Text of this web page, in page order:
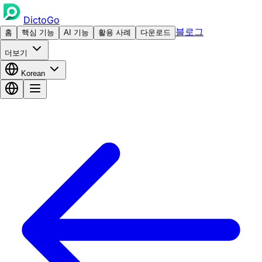
DictoGo
홈 핵심 기능 AI 기능 활용 사례 다운로드 블로그
더보기
Korean